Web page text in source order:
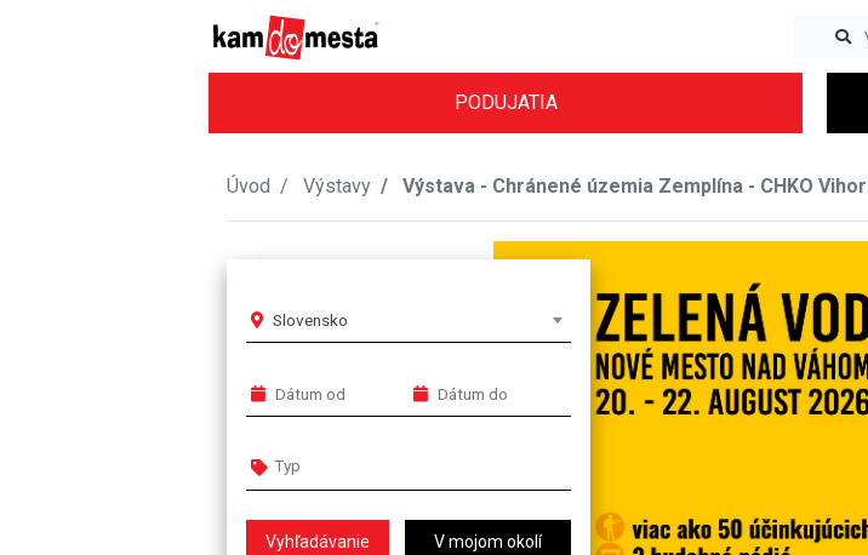
PODUJATIA
Úvod Výstavy Výstava - Chránené územia Zemplína - CHKO
Slovensko
V mojom okolí